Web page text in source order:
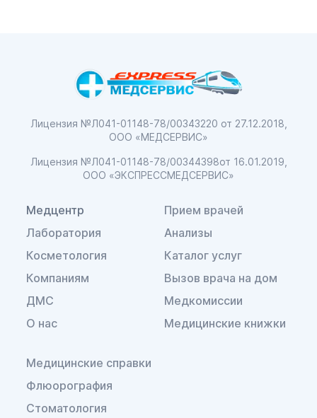
Лицензия №Л041-01148-78/00343220 от 27.12.2018,
ООО «МЕДСЕРВИС»
Лицензия №Л041-01148-78/00344398от 16.01.2019,
ООО «ЭКСПРЕССМЕДСЕРВИС»
Медцентр
Лаборатория
Косметология
Компаниям
ДМС
О нас
Прием врачей
Анализы
Каталог услуг
Вызов врача на дом
Медкомиссии
Медицинские книжки
Медицинские справки
Флюорография
Стоматология